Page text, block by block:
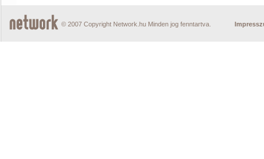
© 2007 Copyright Network.hu Minden jog fenntartva.